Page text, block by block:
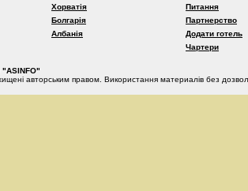
Хорватія
Болгарія
Албанія
Питання
Партнерство
Додати готель
Чартери
"ASINFO"
авторським правом. Використання материалів без